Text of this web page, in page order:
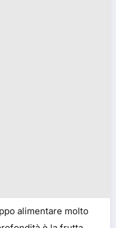
alimentare molto